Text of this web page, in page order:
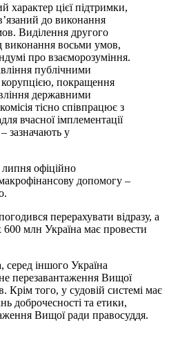
характер цієї підтримки,
до виконання
Виділення другого
виконання восьми умов,
про взаєморозуміння.
публічними
покращення
державними
тісно співпрацює з
вчасної імплементації
зазначають у
офіційно
допомогу –
перерахувати відразу, а
млн Україна має провести
іншого Україна
перезавантаження Вищої
Крім того, у судовій системі має
доброчесності та етики,
Вищої ради правосуддя.